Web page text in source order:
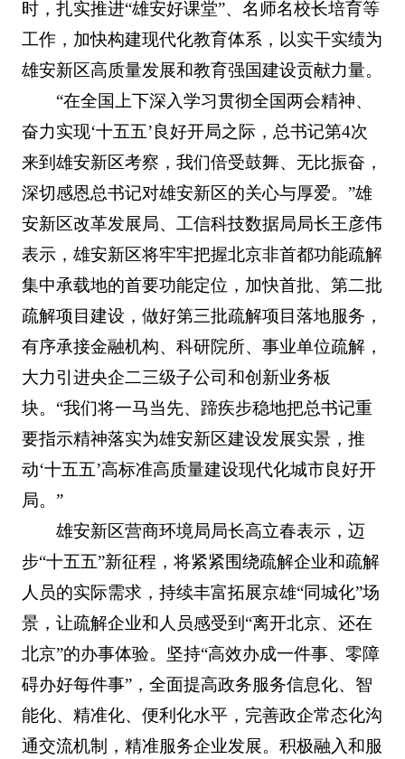
时，扎实推进“雄安好课堂”、名师名校长培育等
工作，加快构建现代化教育体系，以实干实绩为
雄安新区高质量发展和教育强国建设贡献力量。
“在全国上下深入学习贯彻全国两会精神、
奋力实现‘十五五’良好开局之际，总书记第4次
来到雄安新区考察，我们倍受鼓舞、无比振奋，
深切感恩总书记对雄安新区的关心与厚爱。”雄
安新区改革发展局、工信科技数据局局长王彦伟
表示，雄安新区将牢牢把握北京非首都功能疏解
集中承载地的首要功能定位，加快首批、第二批
疏解项目建设，做好第三批疏解项目落地服务，
有序承接金融机构、科研院所、事业单位疏解，
大力引进央企二三级子公司和创新业务板
块。“我们将一马当先、蹄疾步稳地把总书记重
要指示精神落实为雄安新区建设发展实景，推
动‘十五五’高标准高质量建设现代化城市良好开
局。”
雄安新区营商环境局局长高立春表示，迈
步“十五五”新征程，将紧紧围绕疏解企业和疏解
人员的实际需求，持续丰富拓展京雄“同城化”场
景，让疏解企业和人员感受到“离开北京、还在
北京”的办事体验。坚持“高效办成一件事、零障
碍办好每件事”，全面提高政务服务信息化、智
能化、精准化、便利化水平，完善政企常态化沟
通交流机制，精准服务企业发展。积极融入和服